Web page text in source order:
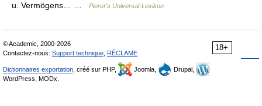
u. Vermögens… …
Pierer's Universal-Lexikon
18+
© Academic, 2000-2026
Contactez-nous: Support technique RÉCLAME
Dictionnaires exportation , créé sur PHP, Joomla,
Drupal,
WordPress, MODx.